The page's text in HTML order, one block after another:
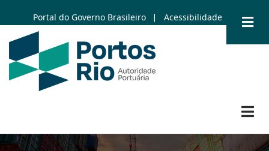
to
main
content
Portal do Governo Brasileiro | Acessibilidade